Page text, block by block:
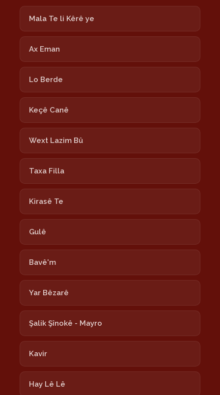
Mala Te li Kêrê ye
Ax Eman
Lo Berde
Keçê Canê
Wext Lazim Bû
Taxa Filla
Kirasê Te
Gulê
Bavê'm
Yar Bêzarê
Şalik Şînokê - Mayro
Kavir
Hay Lê Lê